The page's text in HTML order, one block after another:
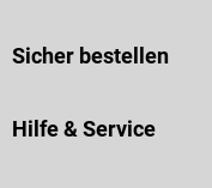
Sicher bestellen
Hilfe & Service